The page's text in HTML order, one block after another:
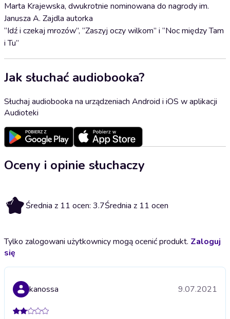
Marta Krajewska, dwukrotnie nominowana do nagrody im.
Janusza A. Zajdla autorka
“Idź i czekaj mrozów”, “Zaszyj oczy wilkom” i “Noc między Tam
i Tu”
Jak słuchać audiobooka?
Słuchaj audiobooka na urządzeniach Android i iOS w aplikacji
Audioteki
Oceny i opinie słuchaczy
3.7 Średnia z 11 ocen: 3.7Średnia z 11 ocen
Tylko zalogowani użytkownicy mogą ocenić produkt. Zaloguj
się
kanossa 9.07.2021